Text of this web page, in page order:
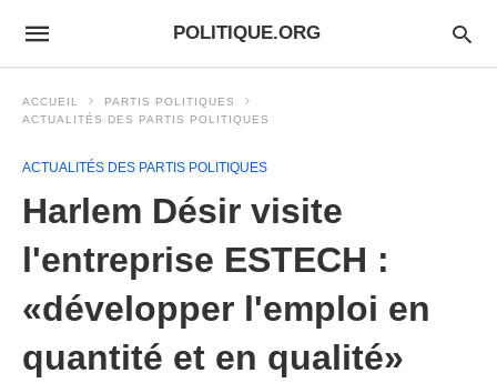
POLITIQUE.ORG
ACCUEIL
PARTIS POLITIQUES
ACTUALITÉS DES PARTIS POLITIQUES
ACTUALITÉS DES PARTIS POLITIQUES
Harlem Désir visite
l'entreprise ESTECH :
«développer l'emploi en
quantité et en qualité»